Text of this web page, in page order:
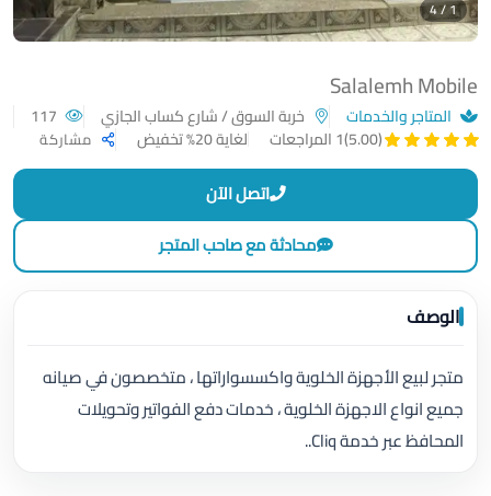
Salalemh Mobile
المتاجر والخدمات خربة السوق / شارع كساب الجازي
(5.00)
1 المراجعات لغاية 20% تخفيض مشاركة
1 / 4
اتصل الآن
محادثة مع صاحب المتجر
الوصف
متجر لبيع الأجهزة الخلوية واكسسواراتها ، متخصصون في صيانه
جميع انواع الاجهزة الخلوية ، خدمات دفع الفواتير وتحويلات
المحافظ عبر خدمة Cliq..